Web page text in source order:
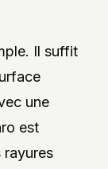
Il suffit
une
est
rayures